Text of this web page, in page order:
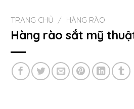
TRANG CHỦ / HÀNG RÀO
Hàng rào sắt mỹ